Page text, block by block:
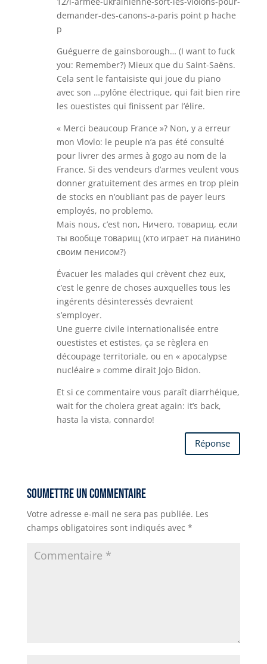
demander-des-canons-a-paris point p hache
p
Guéguerre de gainsborough… (I want to fuck
you: Remember?) Mieux que du Saint-Saëns.
Cela sent le fantaisiste qui joue du piano
avec son …pylône électrique, qui fait bien rire
les ouestistes qui finissent par l’élire.
« Merci beaucoup France »? Non, y a erreur
mon Vlovlo: le peuple n’a pas été consulté
pour livrer des armes à gogo au nom de la
France. Si des vendeurs d’armes veulent vous
donner gratuitement des armes en trop plein
de stocks en n’oubliant pas de payer leurs
employés, no problemo.
Mais nous, c’est non, Ничего, товарищ, если
ты вообще товарищ (кто играет на пианино
своим пенисом?)
Évacuer les malades qui crèvent chez eux,
c’est le genre de choses auxquelles tous les
ingérents désinteressés devraient
s’employer.
Une guerre civile internationalisée entre
ouestistes et estistes, ça se règlera en
découpage territoriale, ou en « apocalypse
nucléaire » comme dirait Jojo Bidon.
Et si ce commentaire vous paraît diarrhéique,
wait for the cholera great again: it’s back,
hasta la vista, connardo!
Réponse
Soumettre un commentaire
Votre adresse e-mail ne sera pas publiée. Les
champs obligatoires sont indiqués avec *